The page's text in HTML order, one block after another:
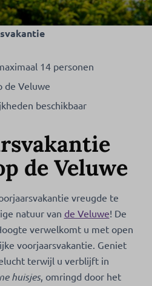
14 personen
de Veluwe
beschikbaar
de Veluwe
vreugde te
natuur van de Veluwe! De
verwelkomt u met open
voorjaarsvakantie. Geniet
terwijl u verblijft in
huisjes, omringd door het